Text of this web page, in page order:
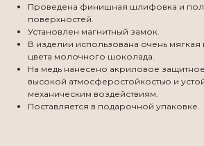
Проведена финишная шлифовка и
поверхностей.
Установлен магнитный замок.
В изделии использована очень мягкая
цвета молочного шоколада.
На медь нанесено акриловое
высокой атмосферостойкостью и
механическим воздействиям.
Поставляется в подарочной упаковке.